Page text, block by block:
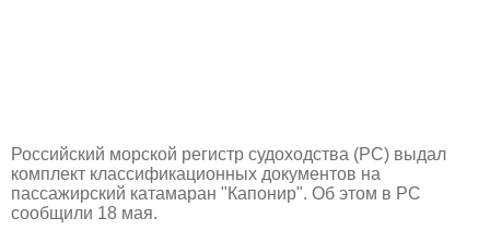
Российский морской регистр судоходства (РС) выдал
комплект классификационных документов на
пассажирский катамаран "Капонир". Об этом в РС
сообщили 18 мая.